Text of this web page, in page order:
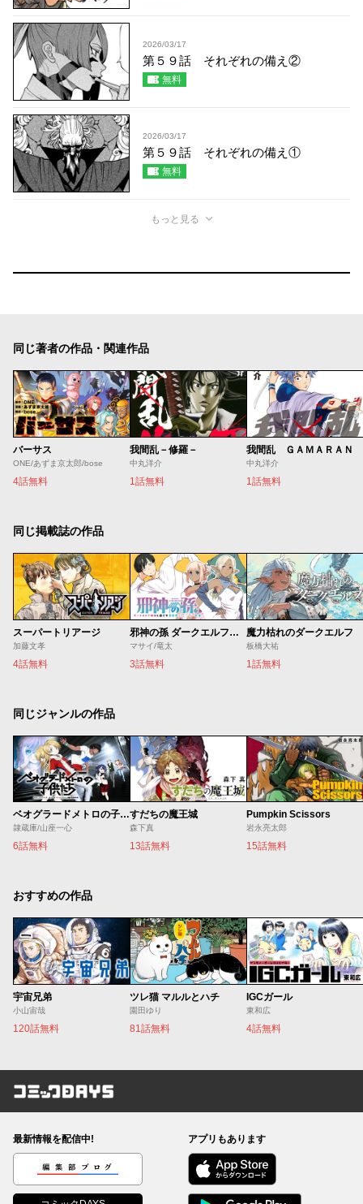
2026/03/17
第５９話 それぞれの備え②
無料
2026/03/17
第５９話 それぞれの備え①
無料
もっと見る
同じ著者の作品・関連作品
バーサス
ONE/あずま京太郎/bose
4話無料
我間乱－修羅－
中丸洋介
1話無料
我間乱 ＧＡＭＡＲＡＮ
中丸洋介
1話無料
同じ掲載誌の作品
スーパートリアージ
加藤文孝
4話無料
邪神の孫 ダークエルフ姉妹と過ごす異世界引きこもり生活
マサイ/竜太
3話無料
魔力枯れのダークエルフ
板橋大祐
1話無料
同じジャンルの作品
ベオグラードメトロの子供たち
隷蔵庫/山座一心
6話無料
すだちの魔王城
森下真
13話無料
Pumpkin Scissors
岩永亮太郎
15話無料
おすすめの作品
宇宙兄弟
小山宙哉
120話無料
ツレ猫 マルルとハチ
園田ゆり
81話無料
IGCガール
東和広
4話無料
コミックDAYS
最新情報を配信中!
編集部ブログ
アプリもあります